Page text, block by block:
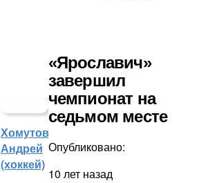
Хомутов
Андрей
(хоккей)
«Ярославич»
завершил
чемпионат на
седьмом месте
Опубликовано:
10 лет назад